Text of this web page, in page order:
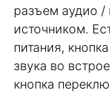
разъем аудио /
источником.
питания,
звука во
кнопка